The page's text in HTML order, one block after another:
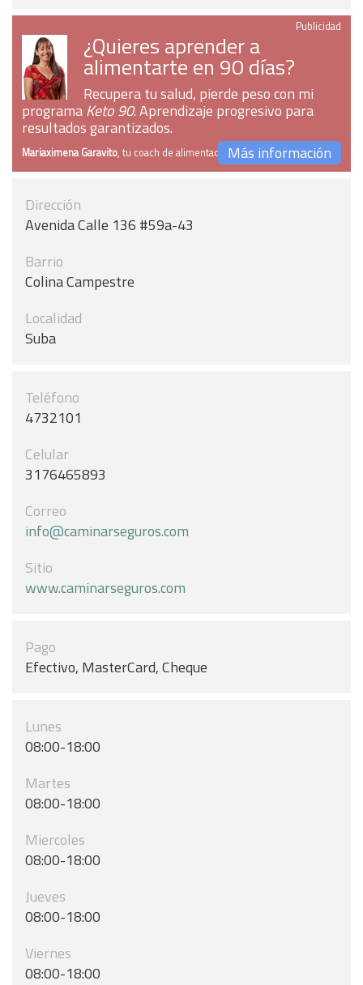
Publicidad
¿Quieres aprender a
alimentarte en 90 días?
Recupera tu salud, pierde peso con mi
programaKeto 90. Aprendizaje progresivo para
resultados garantizados.
Mariaximena Garavito, tu coach de alimentaciónMás información
Dirección
Avenida Calle 136 #59a-43
Barrio
Colina Campestre
Localidad
Suba
Teléfono
4732101
Celular
3176465893
Correo
info@caminarseguros.com
Sitio
www.caminarseguros.com
Pago
Efectivo, MasterCard, Cheque
Lunes
08:00-18:00
Martes
08:00-18:00
Miercoles
08:00-18:00
Jueves
08:00-18:00
Viernes
08:00-18:00